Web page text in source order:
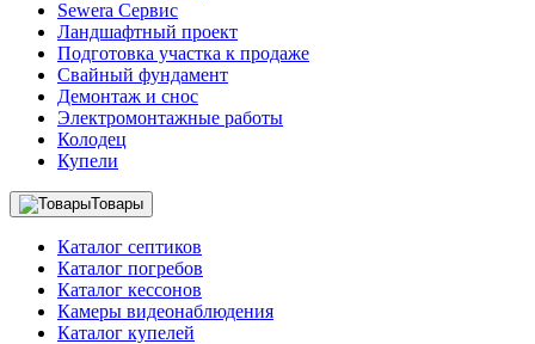
Sewera Сервис
Ландшафтный проект
Подготовка участка к продаже
Свайный фундамент
Демонтаж и снос
Электромонтажные работы
Колодец
Купели
Товары
Каталог септиков
Каталог погребов
Каталог кессонов
Камеры видеонаблюдения
Каталог купелей